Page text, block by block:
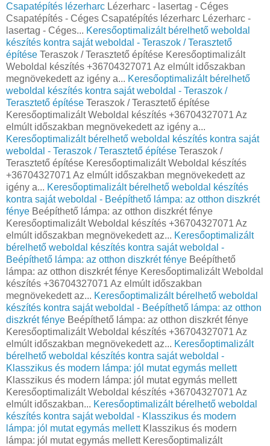
Csapatépítés lézerharc Lézerharc - lasertag - Céges
Csapatépítés - Céges Csapatépítés lézerharc Lézerharc -
lasertag - Céges... Keresőoptimalizált bérelhető weboldal
készítés kontra saját weboldal - Teraszok / Terasztető
építése Teraszok / Terasztető építése Keresőoptimalizált
Weboldal készítés +36704327071 Az elmúlt időszakban
megnövekedett az igény a... Keresőoptimalizált bérelhető
weboldal készítés kontra saját weboldal - Teraszok /
Terasztető építése Teraszok / Terasztető építése
Keresőoptimalizált Weboldal készítés +36704327071 Az
elmúlt időszakban megnövekedett az igény a...
Keresőoptimalizált bérelhető weboldal készítés kontra saját
weboldal - Teraszok / Terasztető építése Teraszok /
Terasztető építése Keresőoptimalizált Weboldal készítés
+36704327071 Az elmúlt időszakban megnövekedett az
igény a... Keresőoptimalizált bérelhető weboldal készítés
kontra saját weboldal - Beépíthető lámpa: az otthon diszkrét
fénye Beépíthető lámpa: az otthon diszkrét fénye
Keresőoptimalizált Weboldal készítés +36704327071 Az
elmúlt időszakban megnövekedett az... Keresőoptimalizált
bérelhető weboldal készítés kontra saját weboldal -
Beépíthető lámpa: az otthon diszkrét fénye Beépíthető
lámpa: az otthon diszkrét fénye Keresőoptimalizált Weboldal
készítés +36704327071 Az elmúlt időszakban
megnövekedett az... Keresőoptimalizált bérelhető weboldal
készítés kontra saját weboldal - Beépíthető lámpa: az otthon
diszkrét fénye Beépíthető lámpa: az otthon diszkrét fénye
Keresőoptimalizált Weboldal készítés +36704327071 Az
elmúlt időszakban megnövekedett az... Keresőoptimalizált
bérelhető weboldal készítés kontra saját weboldal -
Klasszikus és modern lámpa: jól mutat egymás mellett
Klasszikus és modern lámpa: jól mutat egymás mellett
Keresőoptimalizált Weboldal készítés +36704327071 Az
elmúlt időszakban... Keresőoptimalizált bérelhető weboldal
készítés kontra saját weboldal - Klasszikus és modern
lámpa: jól mutat egymás mellettKlasszikus és modern
lámpa: jól mutat egymás mellett Keresőoptimalizált